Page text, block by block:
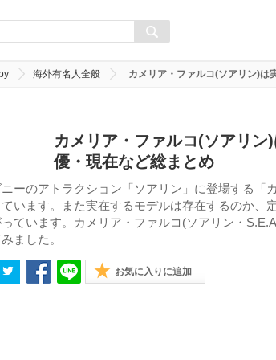
海外有名人全般 カメリア・ファルコ(ソアリン)は
カメリア・ファルコ(ソアリ
優・現在など総まとめ
ーのアトラクション「ソアリン」に登場する「
います。また実在するモデルは存在するのか、
ています。カメリア・ファルコ(ソアリン・
ました。
お気に入りに追加